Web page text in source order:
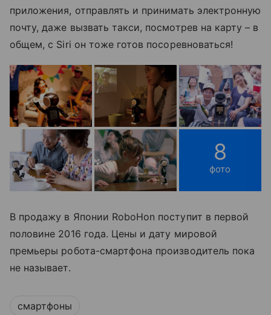
приложения, отправлять и принимать электронную
почту, даже вызвать такси, посмотрев на карту – в
общем, с Siri он тоже готов посоревноваться!
8
фото
В продажу в Японии RoboHon поступит в первой
половине 2016 года. Цены и дату мировой
премьеры робота-смартфона производитель пока
не называет.
смартфоны